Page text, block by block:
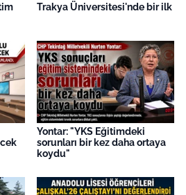
Trakya Üniversitesi'nde bir ilk
Yontar: "YKS Eğitimdeki
sorunları bir kez daha ortaya
koydu"